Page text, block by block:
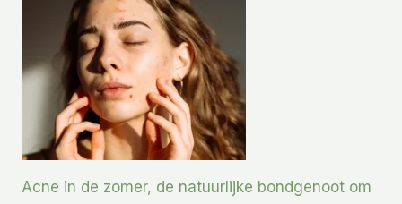
Acne in de zomer, de natuurlijke bondgenoot om